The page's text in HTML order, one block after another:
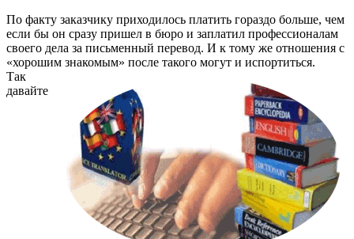
По факту заказчику приходилось платить гораздо больше, чем
если бы он сразу пришел в бюро и заплатил профессионалам
своего дела за письменный перевод. И к тому же отношения с
«хорошим знакомым» после такого могут и испортиться.
Так
давайте